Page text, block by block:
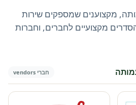
מקצוענים שמספקים שירות
מקצועיים לחברים, וחברות
חברי vendors